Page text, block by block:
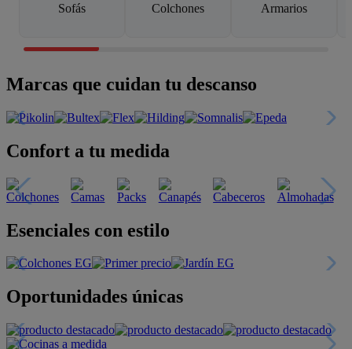
Sofás Colchones Armarios
Marcas que cuidan tu descanso
Confort a tu medida
Esenciales con estilo
Oportunidades únicas